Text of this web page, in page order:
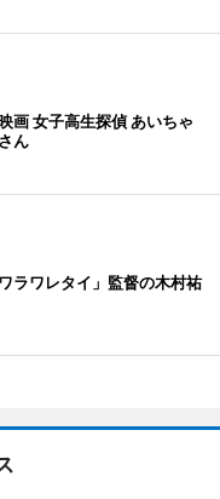
画 女子高生探偵 あいちゃ
ん
ラワレタイ」監督の木村祐